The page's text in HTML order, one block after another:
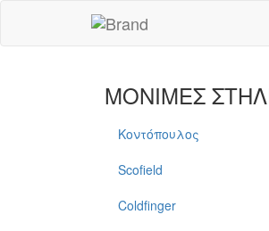
ΜΟΝΙΜΕΣ
Κοντόπουλος
Scofield
Coldfinger